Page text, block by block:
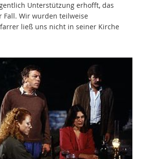
Unterstützung erhofft, das
Fall. Wir wurden teilweise
ließ uns nicht in seiner Kirche